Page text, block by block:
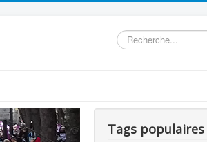
Rechercher
Tags populaires